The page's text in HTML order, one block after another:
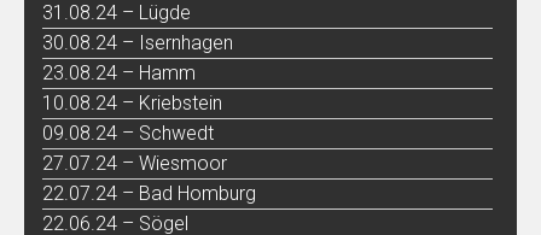
31.08.24 – Lügde
30.08.24 – Isernhagen
23.08.24 – Hamm
10.08.24 – Kriebstein
09.08.24 – Schwedt
27.07.24 – Wiesmoor
22.07.24 – Bad Homburg
22.06.24 – Sögel